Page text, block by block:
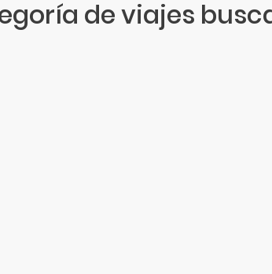
de viajes